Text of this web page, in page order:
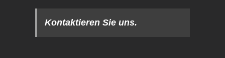
Kontaktieren Sie uns.